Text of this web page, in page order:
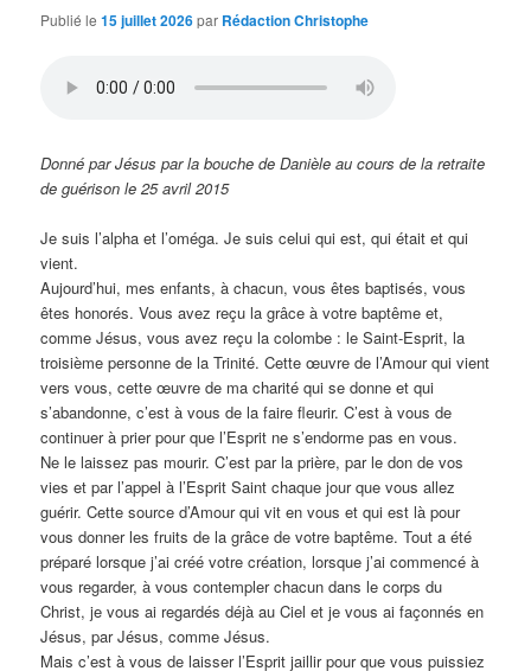
Publié le15 juillet 2026par Rédaction Christophe
Donné par Jésus par la bouche de Danièle au cours de la retraite
de guérison le 25 avril 2015
Je suis l’alpha et l’oméga. Je suis celui qui est, qui était et qui
vient.
Aujourd’hui, mes enfants, à chacun, vous êtes baptisés, vous
êtes honorés. Vous avez reçu la grâce à votre baptême et,
comme Jésus, vous avez reçu la colombe : le Saint-Esprit, la
troisième personne de la Trinité. Cette œuvre de l’Amour qui vient
vers vous, cette œuvre de ma charité qui se donne et qui
s’abandonne, c’est à vous de la faire fleurir. C’est à vous de
continuer à prier pour que l’Esprit ne s’endorme pas en vous.
Ne le laissez pas mourir. C’est par la prière, par le don de vos
vies et par l’appel à l’Esprit Saint chaque jour que vous allez
guérir. Cette source d’Amour qui vit en vous et qui est là pour
vous donner les fruits de la grâce de votre baptême. Tout a été
préparé lorsque j’ai créé votre création, lorsque j’ai commencé à
vous regarder, à vous contempler chacun dans le corps du
Christ, je vous ai regardés déjà au Ciel et je vous ai façonnés en
Jésus, par Jésus, comme Jésus.
Mais c’est à vous de laisser l’Esprit jaillir pour que vous puissiez